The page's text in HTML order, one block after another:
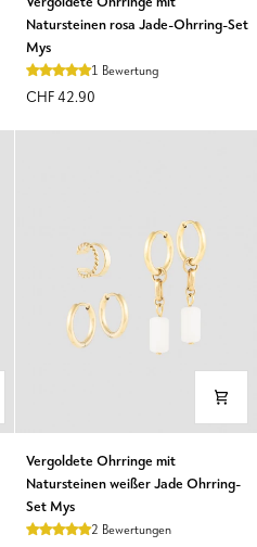
Ohrringe
mit
Natursteinen
Jade-
Ohrring-
Natursteinen rosa Jade-Ohrring-Set
Mys
1 Bewertung
CHF 42.90
Vergoldete
Ohrringe
mit
Natursteinen
Vergoldete Ohrringe mit
Natursteinen weißer Jade Ohrring-
Set Mys
2 Bewertungen